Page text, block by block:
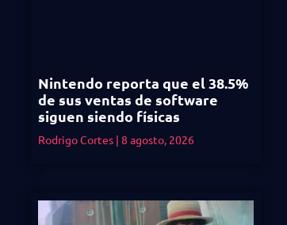
Nintendo reporta que el 38.5%
de sus ventas de software
siguen siendo físicas
Rodrigo Cortes 8 agosto, 2026